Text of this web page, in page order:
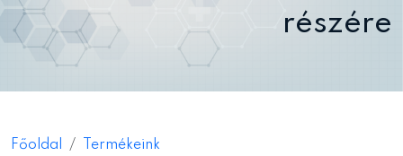
részére
Főoldal
Termékeink